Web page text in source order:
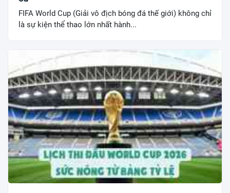
FIFA World Cup (Giải vô địch bóng đá thế giới) không chỉ
là sự kiện thể thao lớn nhất hành...